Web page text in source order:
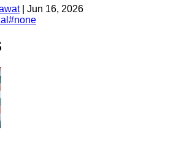
| Jun 16, 2026
#none